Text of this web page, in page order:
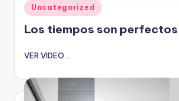
Publicado
en
Uncategorized
Los tiempos son perfectos
VER VIDEO...